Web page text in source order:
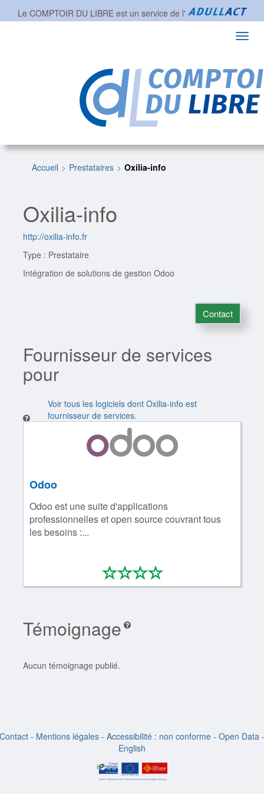
Le COMPTOIR DU LIBRE est un service de l'
Accueil Prestataires Oxilia-info
Oxilia-info
http://oxilia-info.fr
Type : Prestataire
Intégration de solutions de gestion Odoo
Contact
Fournisseur de services
pour
Voir tous les logiciels dont Oxilia-info est
fournisseur de services.
Odoo
Odoo est une suite d'applications
professionnelles et open source couvrant tous
les besoins :...
****
0/4
Témoignage
Aucun témoignage publié.
Contact - Mentions légales - Accessibilité : non conforme - Open Data -
English